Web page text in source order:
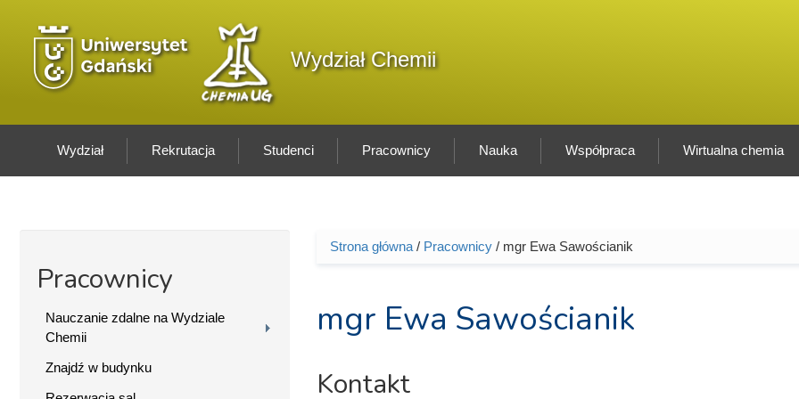
Wydział Chemii
Wydział Rekrutacja Studenci Pracownicy Nauka Współpraca Wirtualna chemia
Pracownicy
Nauczanie zdalne na Wydziale
Chemii
Znajdź w budynku
Jesteś tutaj
Strona główna/ Pracownicy/ mgr Ewa Sawościanik
mgr Ewa Sawościanik
Kontakt